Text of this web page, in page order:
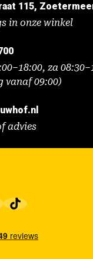
115,
in onze winkel
za
vanaf 09:00)
advies